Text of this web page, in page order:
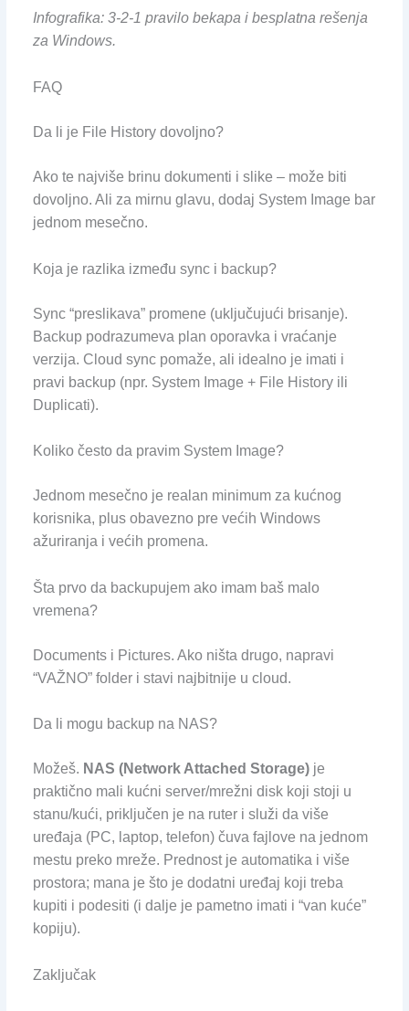
Infografika: 3-2-1 pravilo bekapa i besplatna rešenja
za Windows.
FAQ
Da li je File History dovoljno?
Ako te najviše brinu dokumenti i slike – može biti
dovoljno. Ali za mirnu glavu, dodaj System Image bar
jednom mesečno.
Koja je razlika između sync i backup?
Sync “preslikava” promene (uključujući brisanje).
Backup podrazumeva plan oporavka i vraćanje
verzija. Cloud sync pomaže, ali idealno je imati i
pravi backup (npr. System Image + File History ili
Duplicati).
Koliko često da pravim System Image?
Jednom mesečno je realan minimum za kućnog
korisnika, plus obavezno pre većih Windows
ažuriranja i većih promena.
Šta prvo da backupujem ako imam baš malo
vremena?
Documents i Pictures. Ako ništa drugo, napravi
“VAŽNO” folder i stavi najbitnije u cloud.
Da li mogu backup na NAS?
Možeš. NAS (Network Attached Storage)je
praktično mali kućni server/mrežni disk koji stoji u
stanu/kući, priključen je na ruter i služi da više
uređaja (PC, laptop, telefon) čuva fajlove na jednom
mestu preko mreže. Prednost je automatika i više
prostora; mana je što je dodatni uređaj koji treba
kupiti i podesiti (i dalje je pametno imati i “van kuće”
kopiju).
Zaključak